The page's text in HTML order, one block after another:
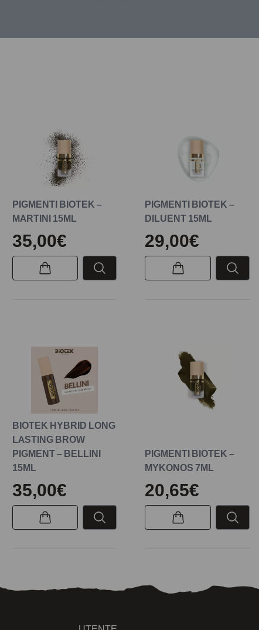
PIGMENTI BIOTEK –
MARTINI 15ML
35,00€
PIGMENTI BIOTEK –
DILUENT 15ML
29,00€
BIOTEK HYBRID LONG
LASTING BROW
PIGMENT – BELLINI
15ML
35,00€
PIGMENTI BIOTEK –
MYKONOS 7ML
20,65€